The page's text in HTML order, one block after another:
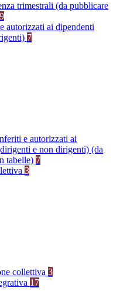
trimestrali (da pubblicare
autorizzati ai dipendenti
7
e autorizzati ai
e non dirigenti) (da
tabelle) 7
3
collettiva 3
17